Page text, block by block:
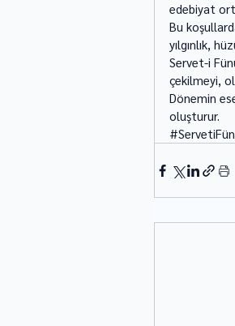
edebiyat
Bu
yılgınlık,
Servet-i
çekilmeyi,
Dönemin
oluşturur.